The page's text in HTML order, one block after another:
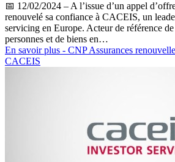
📅 12/02/2024 – A l’issue d’un appel
renouvelé sa confiance à CACEIS, un
servicing en Europe. Acteur de référence de
personnes et de biens en…
En savoir plus - CNP Assurances
CACEIS